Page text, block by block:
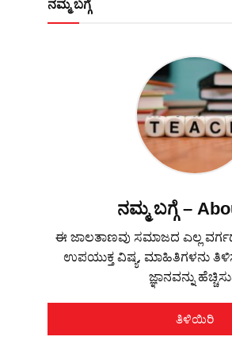
ನಮ್ಮ ಬಗ್ಗೆ
ನಮ್ಮ ಬಗ್ಗೆ –
ಈ ಜಾಲತಾಣವು ಸಮಾಜದ ಎಲ್ಲ
ಉಪಯುಕ್ತ ವಿಷ್ಯ, ಮಾಹಿತಿಗಳನು
ಜ್ಞಾನವನ್ನು
ತಿಳಿಯಿರಿ